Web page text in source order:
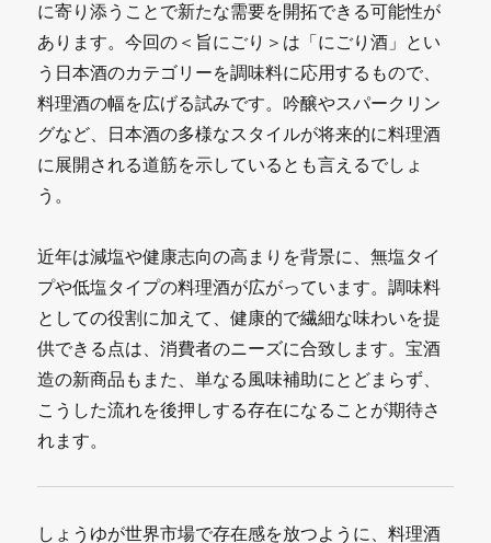
に寄り添うことで新たな需要を開拓できる可能性が
あります。今回の＜旨にごり＞は「にごり酒」とい
う日本酒のカテゴリーを調味料に応用するもので、
料理酒の幅を広げる試みです。吟醸やスパークリン
グなど、日本酒の多様なスタイルが将来的に料理酒
に展開される道筋を示しているとも言えるでしょ
う。
近年は減塩や健康志向の高まりを背景に、無塩タイ
プや低塩タイプの料理酒が広がっています。調味料
としての役割に加えて、健康的で繊細な味わいを提
供できる点は、消費者のニーズに合致します。宝酒
造の新商品もまた、単なる風味補助にとどまらず、
こうした流れを後押しする存在になることが期待さ
れます。
しょうゆが世界市場で存在感を放つように、料理酒